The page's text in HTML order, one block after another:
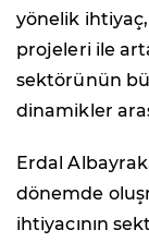
yönelik
projeleri ile
sektörünün
dinamikler
Erdal
dönemde
ihtiyacının